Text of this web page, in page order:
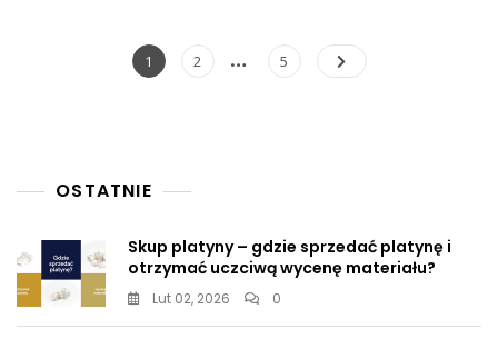
Kamysza.
Absolutny
Hit
Nawigacja
Page
1 Page
2 … Page
5
OSTATNIE
Skup platyny – gdzie sprzedać platynę i
otrzymać uczciwą wycenę materiału?
Lut 02, 2026 0